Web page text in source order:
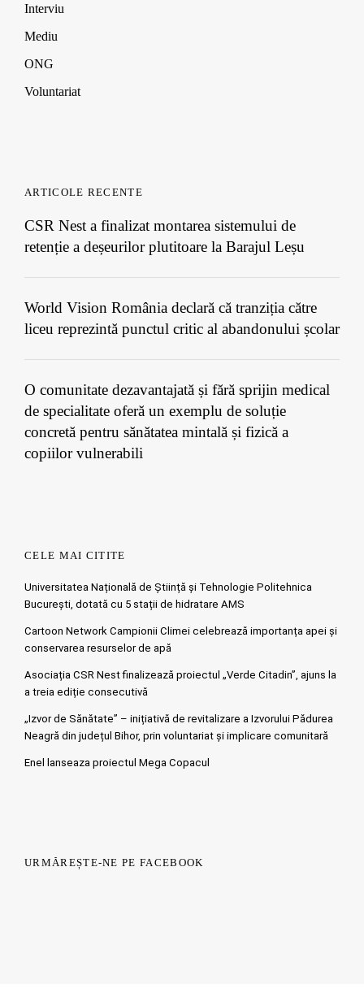
Interviu
Mediu
ONG
Voluntariat
ARTICOLE RECENTE
CSR Nest a finalizat montarea sistemului de
retenție a deșeurilor plutitoare la Barajul Leșu
World Vision România declară că tranziția către
liceu reprezintă punctul critic al abandonului școlar
O comunitate dezavantajată și fără sprijin medical
de specialitate oferă un exemplu de soluție
concretă pentru sănătatea mintală și fizică a
copiilor vulnerabili
CELE MAI CITITE
Universitatea Națională de Știință și Tehnologie Politehnica
București, dotată cu 5 stații de hidratare AMS
Cartoon Network Campionii Climei celebrează importanța apei și
conservarea resurselor de apă
Asociația CSR Nest finalizează proiectul „Verde Citadin”, ajuns la
a treia ediție consecutivă
„Izvor de Sănătate” – inițiativă de revitalizare a Izvorului Pădurea
Neagră din județul Bihor, prin voluntariat și implicare comunitară
Enel lanseaza proiectul Mega Copacul
URMĂREȘTE-NE PE FACEBOOK